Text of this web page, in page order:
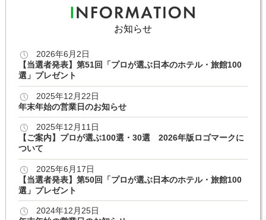
お知らせ
2026年6月2日
【当選者発表】第51回「プロが選ぶ日本のホテル・旅館100
選」プレゼント
2025年12月22日
年末年始の営業日のお知らせ
2025年12月11日
【ご案内】プロが選ぶ100選・30選 2026年版ロゴマークに
ついて
2025年6月17日
【当選者発表】第50回「プロが選ぶ日本のホテル・旅館100
選」プレゼント
2024年12月25日